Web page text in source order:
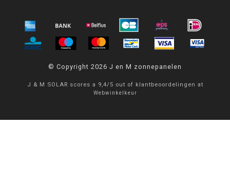
© Copyright 2026 J en M zonnepanelen
J & M SOLAR scores a 9,4/ 5 out of klantbeoordelingen at
Webwinkelkeur